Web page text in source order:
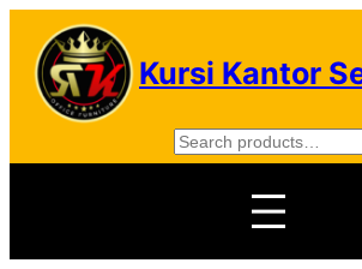
Skip
content
Kursi Kantor
S
e
c